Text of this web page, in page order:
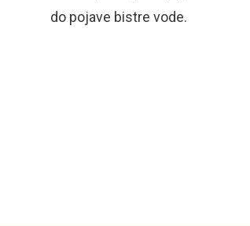
do pojave bistre vode.